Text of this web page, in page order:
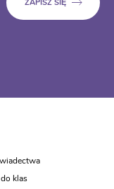
klas